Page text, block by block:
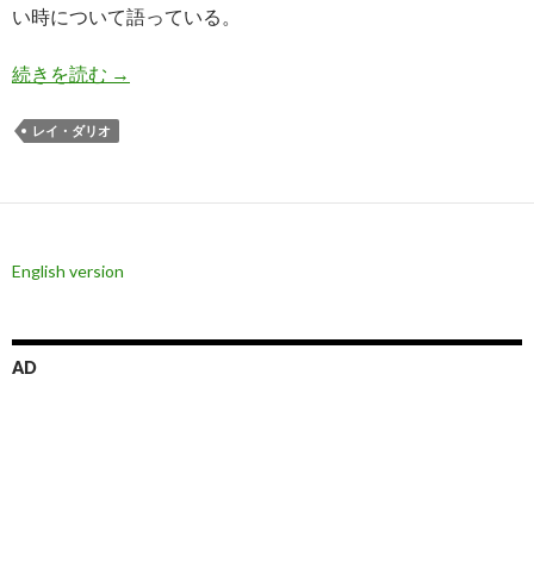
い時について語っている。
続きを読む レイ・ダリオ氏: 金投資の平均リターンは1.2%
→
レイ・ダリオ
English version
AD